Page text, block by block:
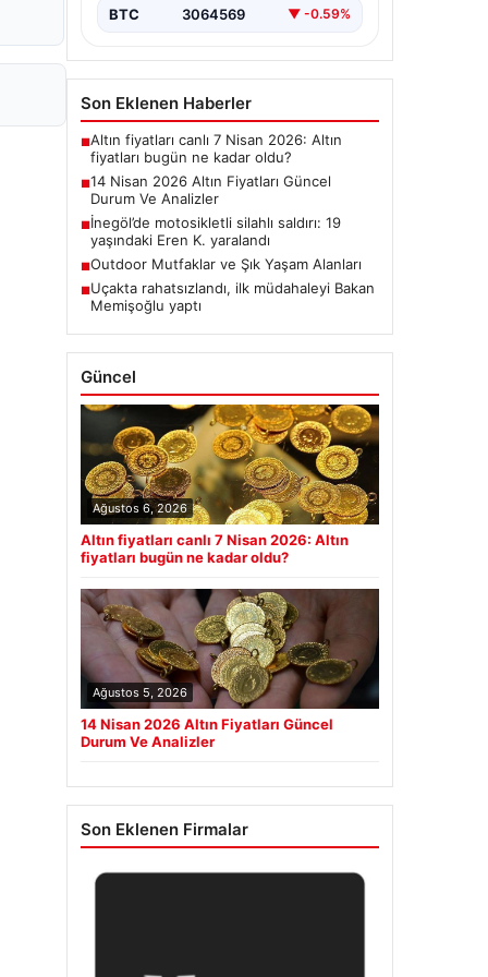
BTC 3064569 ▼ -0.59%
Son Eklenen Haberler
■Altın fiyatları canlı 7 Nisan 2026: Altın
fiyatları bugün ne kadar oldu?
■14 Nisan 2026 Altın Fiyatları Güncel
Durum Ve Analizler
■İnegöl’de motosikletli silahlı saldırı: 19
yaşındaki Eren K. yaralandı
■Outdoor Mutfaklar ve Şık Yaşam Alanları
■Uçakta rahatsızlandı, ilk müdahaleyi Bakan
Memişoğlu yaptı
Güncel
Ağustos 6, 2026
Altın fiyatları canlı 7 Nisan 2026: Altın
fiyatları bugün ne kadar oldu?
Ağustos 5, 2026
14 Nisan 2026 Altın Fiyatları Güncel
Durum Ve Analizler
Son Eklenen Firmalar